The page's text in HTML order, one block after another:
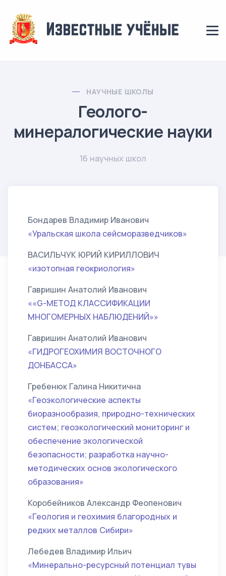
НАУЧНЫЕ ШКОЛЫ
Геолого-
минералогические науки
16 научных школ
Бондарев Владимир Иванович
«Уральская школа сейсморазведчиков»
ВАСИЛЬЧУК ЮРИЙ КИРИЛЛОВИЧ
«изотопная геокриология»
Гавришин Анатолий Иванович
««G-МЕТОД КЛАССИФИКАЦИИ
МНОГОМЕРНЫХ НАБЛЮДЕНИЙ»»
Гавришин Анатолий Иванович
«ГИДРОГЕОХИМИЯ ВОСТОЧНОГО
ДОНБАССА»
Гребенюк Галина Никитична
«Геоэкологические аспекты
биоразнообразия, природно-технических
систем; геоэкологический мониторинг и
обеспечение экологической
безопасности; разработка научно-
методических основ экологического
образования»
Коробейников Александр Феопенович
«Геология и геохимия благородных и
редких металлов Сибири»
Лебедев Владимир Ильич
«Минерально-ресурсный потенциал тувы